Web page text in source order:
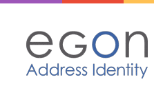
content